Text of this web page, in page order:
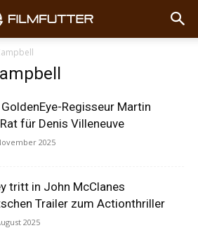
Regisseur Martin
für Denis Villeneuve
2025
tritt in John McClanes
Trailer zum Actionthriller
2025